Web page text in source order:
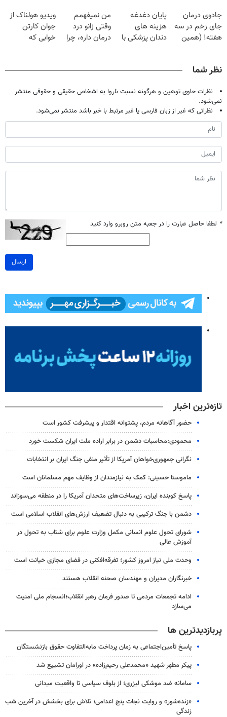
◂پرسش‌نامه)
میلیون تومان!!!
جادوی درمان
جای زخم در سه
هفته! (همین
پایان دغدغه
هزینه های
دندان پزشکی با
من نمیفهمم
وقتی زانو درد
درمان داره، چرا
ویدیو هولناک از
جوان کارتن
خوابی که
نظر شما
نظرات حاوی توهین و هرگونه نسبت ناروا به اشخاص حقیقی و حقوقی منتشر
نمی‌شود.
نظراتی که غیر از زبان فارسی یا غیر مرتبط با خبر باشد منتشر نمی‌شود.
* لطفا حاصل عبارت را در جعبه متن روبرو وارد کنید
ارسال
تازه‌ترین اخبار
حضور آگاهانه مردم، پشتوانه اقتدار و پیشرفت کشور است
محمودی:محاسبات دشمن در برابر اراده ملت ایران شکست خورد
نگرانی جمهوری‌خواهان آمریکا از تأثیر منفی جنگ ایران بر انتخابات
ماموستا حسینی: کمک به نیازمندان از وظایف مهم مسلمانان است
پاسخ کوبنده ایران، زیرساخت‌های متحدان آمریکا را در منطقه می‌سوزاند
دشمن با جنگ ترکیبی به دنبال تضعیف ارزش‌های انقلاب اسلامی است
شورای تحول علوم انسانی مکمل وزارت علوم برای شتاب به تحول در
آموزش عالی
وحدت ملی نیاز امروز کشور؛ تفرقه‌افکنی در فضای مجازی خیانت است
خبرنگاران مدیران و مهندسان صحنه انقلاب هستند
ادامه تجمعات مردمی تا صدور فرمان رهبر انقلاب؛انسجام ملی امنیت‌
می‌سازد
پربازدیدترین ها
پاسخ تأمین‌اجتماعی به زمان پرداخت مابه‌التفاوت حقوق بازنشستگان
پیکر مطهر شهید «محمدعلی رحیم‌زاده» در اورامان تشییع شد
سامانه ضد موشکی لیزری؛ از بلوف سیاسی تا واقعیت میدانی
«زنده‌شور» و روایت نجات پنج اعدامی؛ تلاش برای بخشش در آخرین شب
زندگی